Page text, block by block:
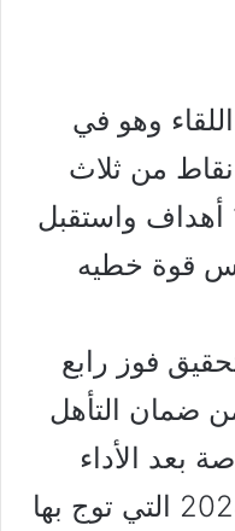
وهو في
قمة المجموعة برصيد 9 نقاط من ثلاث
مباريات، سجل خلالها 10 أهداف واستقبل
قوة خطيه
فوز رابع
ضمان التأهل
بعد الأداء
المميز في بطولة يورو 2024 التي توج بها